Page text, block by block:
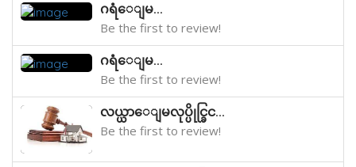
ဂရံေျမ...
Be the first to review!
ဂရံေျမ...
Be the first to review!
လယ္ယာေျမလုပ္ပိုင္ခြင...
Be the first to review!